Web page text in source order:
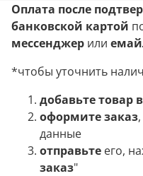
Оплата после
банковской картой
мессенджер или
*чтобы уточнить
добавьте товар
оформите заказ
данные
отправьте его,
заказ"